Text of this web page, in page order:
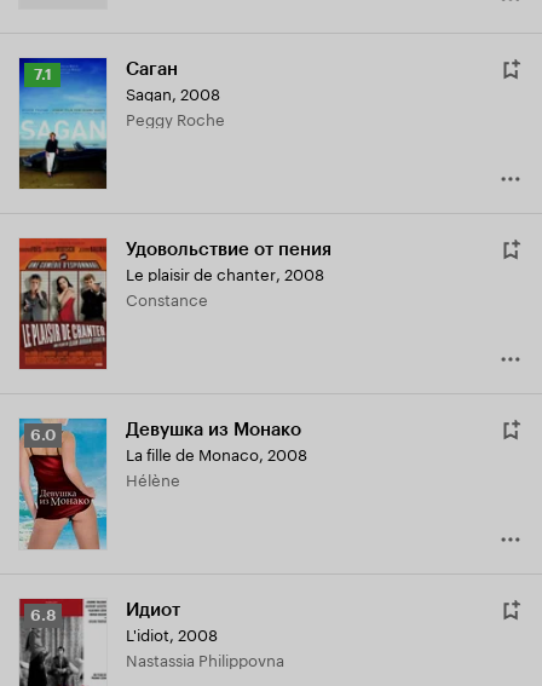
Рейтинг
Кинопоиска
7.1
7.1 Саган
Sagan, 2008
Peggy Roche
Удовольствие от пения
Le plaisir de chanter, 2008
Constance
Рейтинг
Кинопоиска
6.0
6.0 Девушка из Монако
La fille de Monaco, 2008
Hélène
Рейтинг
Кинопоиска
6.8
6.8 Идиот
L'idiot, 2008
Nastassia Philippovna